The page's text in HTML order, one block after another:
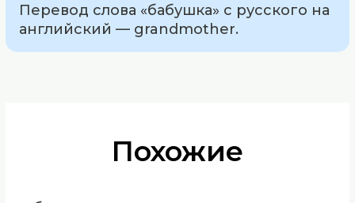
Перевод слова «бабушка» с русского на
английский — grandmother.
Похожие